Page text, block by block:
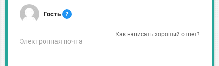
Гость ?
Как написать хороший ответ?
Электронная почта